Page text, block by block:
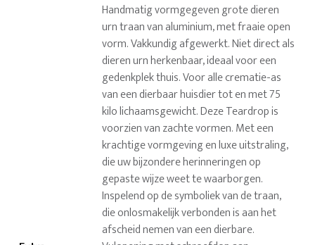
Handmatig vormgegeven grote dieren
urn traan van aluminium, met fraaie open
vorm. Vakkundig afgewerkt. Niet direct als
dieren urn herkenbaar, ideaal voor een
gedenkplek thuis. Voor alle crematie-as
van een dierbaar huisdier tot en met 75
kilo lichaamsgewicht. Deze Teardrop is
voorzien van zachte vormen. Met een
krachtige vormgeving en luxe uitstraling,
die uw bijzondere herinneringen op
gepaste wijze weet te waarborgen.
Inspelend op de symboliek van de traan,
die onlosmakelijk verbonden is aan het
afscheid nemen van een dierbare.